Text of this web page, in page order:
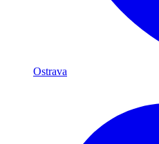
Ostrava